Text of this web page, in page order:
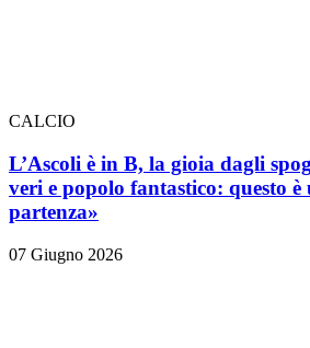
CALCIO
L’Ascoli è in B, la gioia dagli
veri e popolo fantastico: questo
partenza»
07 Giugno 2026